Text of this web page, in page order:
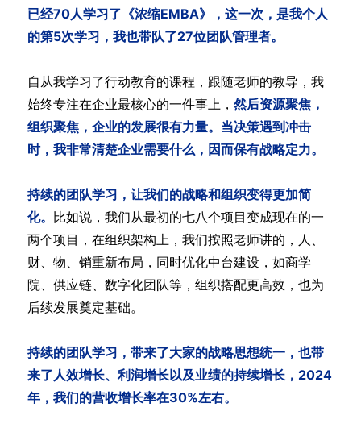
已经70人学习了《浓缩EMBA》，这一次，是我个人
的第5次学习，我也带队了27位团队管理者。
自从我学习了行动教育的课程，跟随老师的教导，我
始终专注在企业最核心的一件事上， 然后资源聚焦，
组织聚焦，企业的发展很有力量。当决策遇到冲击
时，我非常清楚企业需要什么，因而保有战略定力。
持续的团队学习，让我们的战略和组织变得更加简
化。 比如说，我们从最初的七八个项目变成现在的一
两个项目，在组织架构上，我们按照老师讲的，人、
财、物、销重新布局，同时优化中台建设，如商学
院、供应链、数字化团队等，组织搭配更高效，也为
后续发展奠定基础。
持续的团队学习，带来了大家的战略思想统一，也带
来了人效增长、利润增长以及业绩的持续增长，2024
年，我们的营收增长率在30%左右。